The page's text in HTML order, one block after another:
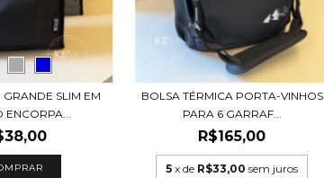
GRANDE SLIM EM
ENCORPA...
BOLSA TÉRMICA PORTA-VINHOS
PARA 6 GARRAF...
R$165,00
5 x de R$33,00 sem juros